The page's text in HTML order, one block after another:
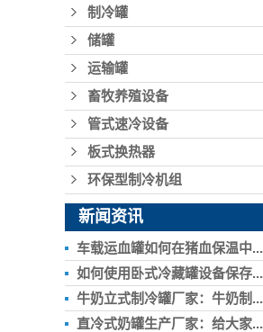
制冷罐
储罐
运输罐
畜牧养殖设备
管式速冷设备
板式换热器
环保型制冷机组
新闻资讯
车载运血罐如何在猪血保温中...
如何使用卧式冷藏罐设备保存...
牛奶立式制冷罐厂家：牛奶制...
直冷式奶罐生产厂家：给大家...